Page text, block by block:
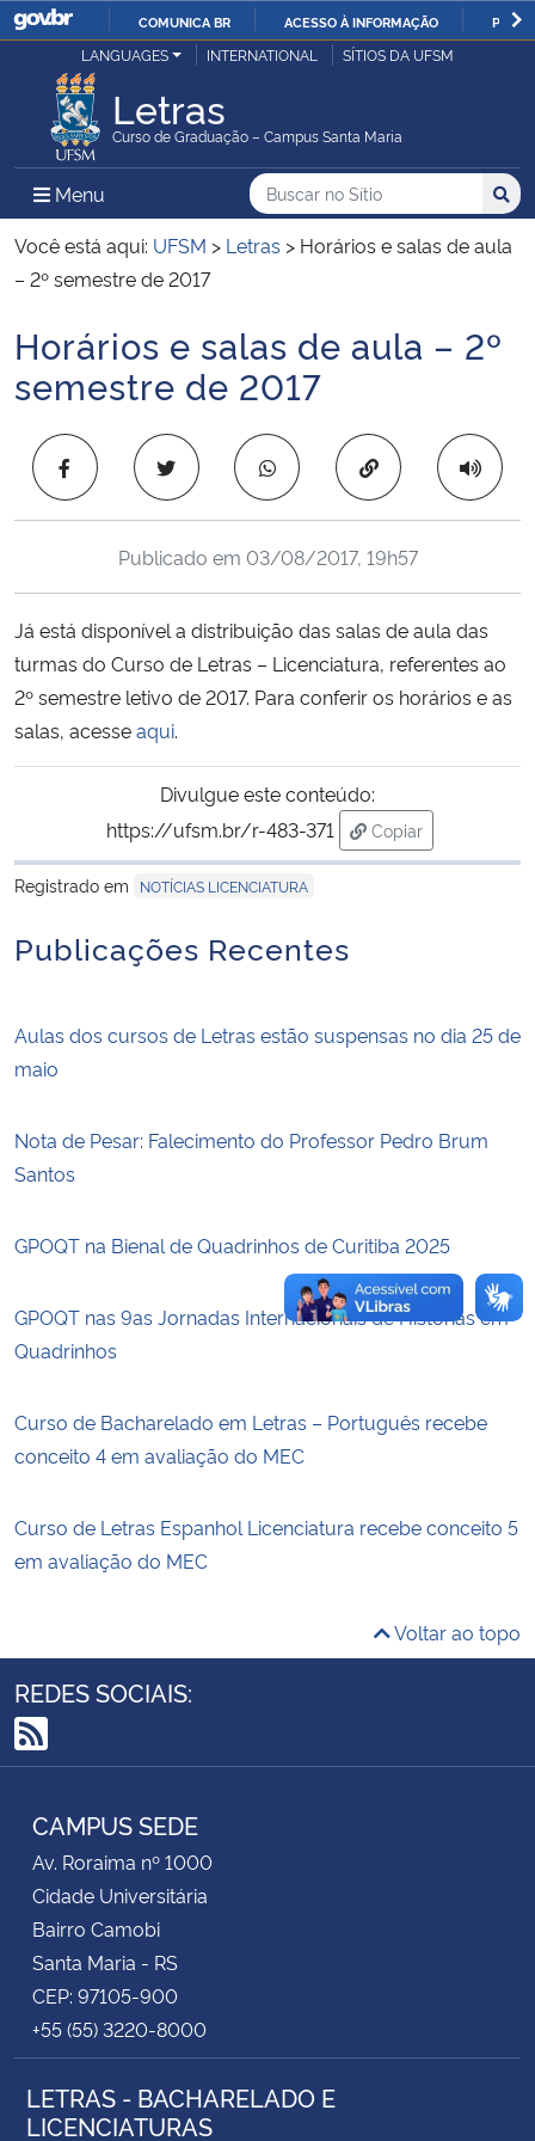
IR
COMUNICA BR ACESSO À INFORMAÇÃO
Ministério da Justiça e Segurança Pública
Ministério da Defesa
Ministério das Relações Exteriores
Ministério da Infraestrutura
Ministério da Educação
Ministério da Cidadania
Ministério da Ciência, Tecnologia, Inovações e Comunicações
Ministério do Meio Ambiente
Ministério do Turismo
Ministério do Desenvolvimento Regional
Ministério da Mulher, da Família e dos Direitos Humanos
Secretaria de Governo
Gabinete de Segurança Institucional
Advocacia-Geral da União
LANGUAGES INTERNATIONAL SÍTIOS DA UFSM
Letras
Curso de Graduação – Campus Santa Maria
Menu Menu Principal do Sítio
Busca
Buscar no no Sítio
Busca:
Você está aqui: UFSM > Letras > Horários e salas de aula
– 2º semestre de 2017
Início do conteúdo
Horários e salas de aula – 2º
semestre de 2017
Copiar para área
Publicado em 03/08/2017, 19h57
Já está disponível a distribuição das salas de aula das
turmas do Curso de Letras – Licenciatura, referentes ao
2º semestre letivo de 2017. Para conferir os horários e as
salas, acesseaqui.
Divulgue este conteúdo:
https://ufsm.br/r-483-371
Copiar
para área de
Registrado em
NOTÍCIAS LICENCIATURA
Publicações Recentes
Aulas dos cursos de Letras estão suspensas no dia 25 de
maio
Nota de Pesar: Falecimento do Professor Pedro Brum
Santos
GPOQT na Bienal de Quadrinhos de Curitiba 2025
GPOQT nas 9as Jornadas Internacionais de Histórias em
Quadrinhos
Curso de Bacharelado em Letras – Português recebe
conceito 4 em avaliação do MEC
Curso de Letras Espanhol Licenciatura recebe conceito 5
em avaliação do MEC
Voltar ao topo
REDES SOCIAIS:
RSS
CAMPUS SEDE
Av. Roraima nº 1000
Cidade Universitária
Bairro Camobi
Santa Maria - RS
CEP: 97105-900
+55 (55) 3220-8000
LETRAS - BACHARELADO E
LICENCIATURAS